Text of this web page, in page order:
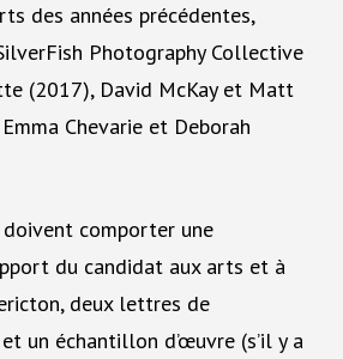
des années précédentes,
Photography Collective
(2017), David McKay et Matt
Chevarie et Deborah
comporter une
du candidat aux arts et à
deux lettres de
un échantillon d’œuvre (s’il y a